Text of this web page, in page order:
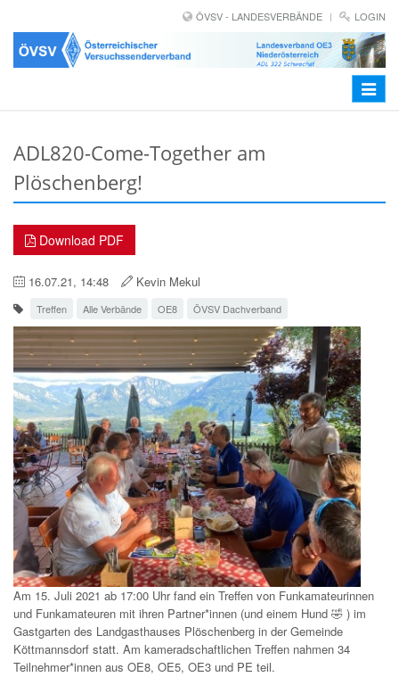
ÖVSV - LANDESVERBÄNDE LOGIN
Toggle
ADL820-Come-Together am
Plöschenberg!
Download PDF
16.07.21, 14:48 Kevin Mekul
Treffen Alle Verbände OE8 ÖVSV Dachverband
Am 15. Juli 2021 ab 17:00 Uhr fand ein Treffen von Funkamateurinnen
und Funkamateuren mit ihren Partner*innen (und einem Hund 🤣 ) im
Gastgarten des Landgasthauses Plöschenberg in der Gemeinde
Köttmannsdorf statt. Am kameradschaftlichen Treffen nahmen 34
Teilnehmer*innen aus OE8, OE5, OE3 und PE teil.